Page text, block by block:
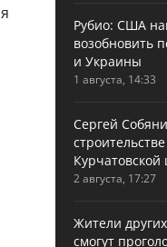
Рубио: США
возобновить
и Украины
1 августа, 14:33
Сергей
2 августа, 17:27
Жители
смогут